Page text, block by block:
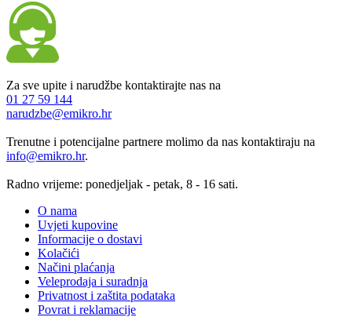
Za sve upite i narudžbe kontaktirajte nas na
01 27 59 144
narudzbe@emikro.hr
Trenutne i potencijalne partnere molimo da nas kontaktiraju na
info@emikro.hr.
Radno vrijeme: ponedjeljak - petak, 8 - 16 sati.
O nama
Uvjeti kupovine
Informacije o dostavi
Kolačići
Načini plaćanja
Veleprodaja i suradnja
Privatnost i zaštita podataka
Povrat i reklamacije